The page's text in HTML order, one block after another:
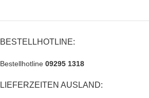
BESTELLHOTLINE:
Bestellhotline 09295 1318
LIEFERZEITEN AUSLAND: